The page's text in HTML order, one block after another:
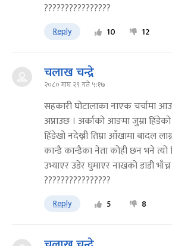
????????????????
Reply 10 12
चलाख चन्द्रे
२०८० माघ २९ गते ५:१७
सहकारी घोटालाका नाएक चर्चामा
अप्नाउछ । अर्काको आङमा जुम्रा
हिंडेखो नदेख्नी तिम्रा आँखामा बादल
कान्डै कान्डैका नेता कोही छन भने त्यो
उभ्याएर उडेर घुमाएर नाखको डाडी भाँच्न
????????????????
Reply 5 8